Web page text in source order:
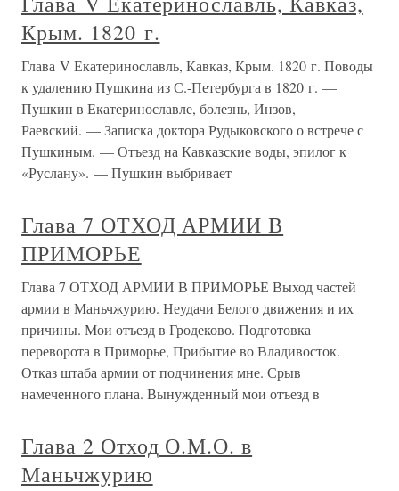
Крым. 1820 г.
Глава V Екатеринославль, Кавказ, Крым. 1820 г. Поводы
к удалению Пушкина из С.-Петербурга в 1820 г. —
Пушкин в Екатеринославле, болезнь, Инзов,
Раевский. — Записка доктора Рудыковского о встрече с
Пушкиным. — Отъезд на Кавказские воды, эпилог к
«Руслану». — Пушкин выбривает
Глава 7 ОТХОД АРМИИ В
ПРИМОРЬЕ
Глава 7 ОТХОД АРМИИ В ПРИМОРЬЕ Выход частей
армии в Маньчжурию. Неудачи Белого движения и их
причины. Мои отъезд в Гродеково. Подготовка
переворота в Приморье, Прибытие во Владивосток.
Отказ штаба армии от подчинения мне. Срыв
намеченного плана. Вынужденный мои отъезд в
Глава 2 Отход О.М.О. в
Маньчжурию